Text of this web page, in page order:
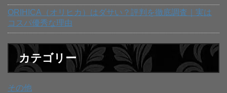
ORIHICA（オリヒカ）はダサい？評判を徹底調査｜実は
コスパ優秀な理由
カテゴリー
その他